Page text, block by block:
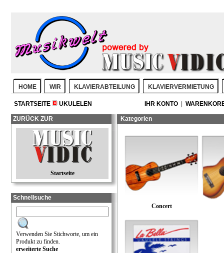
HOME WIR KLAVIERABTEILUNG KLAVIERVERMIETUNG
STARTSEITE UKULELEN IHR KONTO
ZURÜCK ZUR
Startseite
Schnellsuche
Verwenden Sie Stichworte, um ein
Produkt zu finden.
erweiterte Suche
Kategorien
Concert